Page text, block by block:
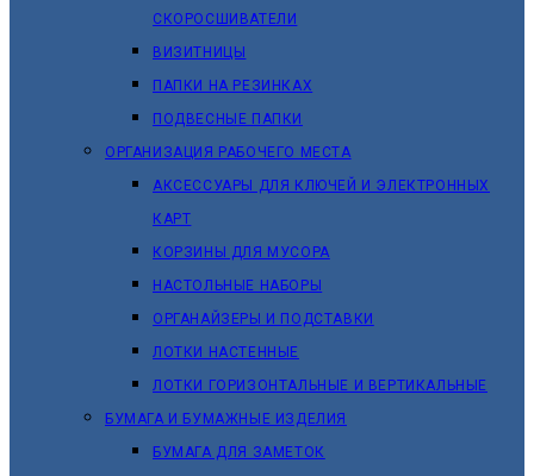
СКОРОСШИВАТЕЛИ
ВИЗИТНИЦЫ
ПАПКИ НА РЕЗИНКАХ
ПОДВЕСНЫЕ ПАПКИ
ОРГАНИЗАЦИЯ РАБОЧЕГО МЕСТА
АКСЕССУАРЫ ДЛЯ КЛЮЧЕЙ И ЭЛЕКТРОННЫХ
КАРТ
КОРЗИНЫ ДЛЯ МУСОРА
НАСТОЛЬНЫЕ НАБОРЫ
ОРГАНАЙЗЕРЫ И ПОДСТАВКИ
ЛОТКИ НАСТЕННЫЕ
ЛОТКИ ГОРИЗОНТАЛЬНЫЕ И ВЕРТИКАЛЬНЫЕ
БУМАГА И БУМАЖНЫЕ ИЗДЕЛИЯ
БУМАГА ДЛЯ ЗАМЕТОК